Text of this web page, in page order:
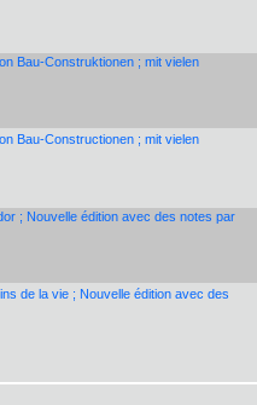
Bau-Construktionen ; mit vielen
Bau-Constructionen ; mit vielen
; Nouvelle édition avec des notes par
de la vie ; Nouvelle édition avec des